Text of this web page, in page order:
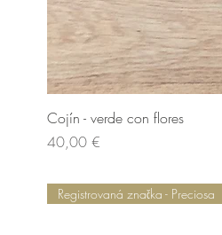
Cojín - verde con flores
Cena
40,00 €
Registrovaná značka - Preciosa